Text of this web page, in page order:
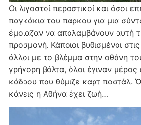
Οι λιγοστοί περαστικοί και όσοι
παγκάκια του πάρκου για μια
έμοιαζαν να απολαμβάνουν αυτή
προσμονή. Κάποιοι βυθισμένοι
άλλοι με το βλέμμα στην οθόνη
γρήγορη βόλτα, όλοι έγιναν
κάδρου που θύμιζε καρτ ποστάλ.
κάνεις η Αθήνα έχει ζωή…